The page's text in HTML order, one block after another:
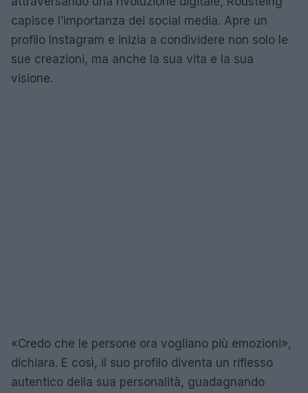
capisce l’importanza dei social media. Apre un
profilo Instagram e inizia a condividere non solo le
sue creazioni, ma anche la sua vita e la sua
visione.
«Credo che le persone ora vogliano più emozioni»,
dichiara. E così, il suo profilo diventa un riflesso
autentico della sua personalità, guadagnando